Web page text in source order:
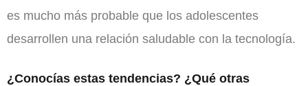
es mucho más probable que los adolescentes
desarrollen una relación saludable con la tecnología.
¿Conocías estas tendencias? ¿Qué otras